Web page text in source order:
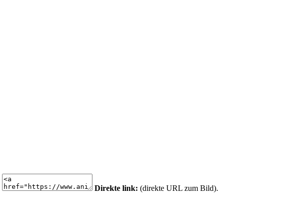
Direkte link: (direkte URL zum Bild).